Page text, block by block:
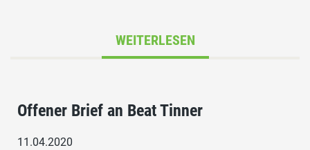
WEITERLESEN
Offener Brief an Beat Tinner
11.04.2020